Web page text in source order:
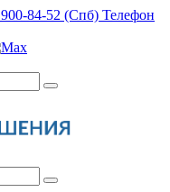
84-52 (Спб) Телефон